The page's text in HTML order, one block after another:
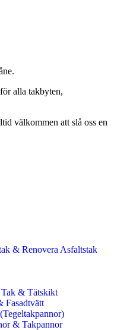
alla takbyten,
välkommen att slå oss en
& Renovera Asfaltstak
& Tätskikt
Fasadtvätt
& Takpannor